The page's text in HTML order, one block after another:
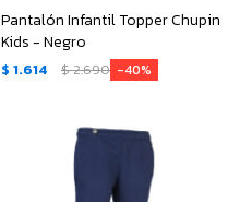
Pantalón Infantil Topper Chupin
Kids - Negro
$ 1.614 $2.690 40